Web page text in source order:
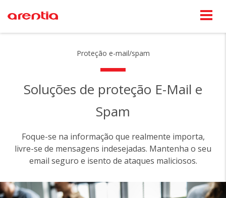
Proteção e-mail/spam
Soluções de proteção E-Mail e
Spam
Foque-se na informação que realmente importa,
livre-se de mensagens indesejadas. Mantenha o seu
email seguro e isento de ataques maliciosos.